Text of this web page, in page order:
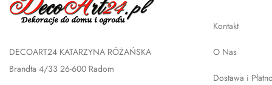
DECOART24 KATARZYNA RÓŻAŃSKA
Brandta 4/33 26-600 Radom
Kontakt
O Nas
Dostawa i